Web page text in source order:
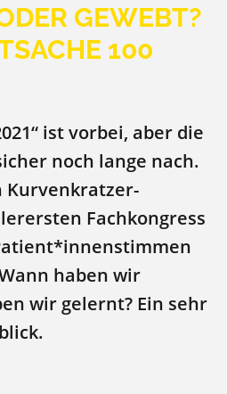
GEWEBT?
100
ist vorbei, aber die
noch lange nach.
Kurvenkratzer-
Fachkongress
haben wir
wir gelernt? Ein sehr